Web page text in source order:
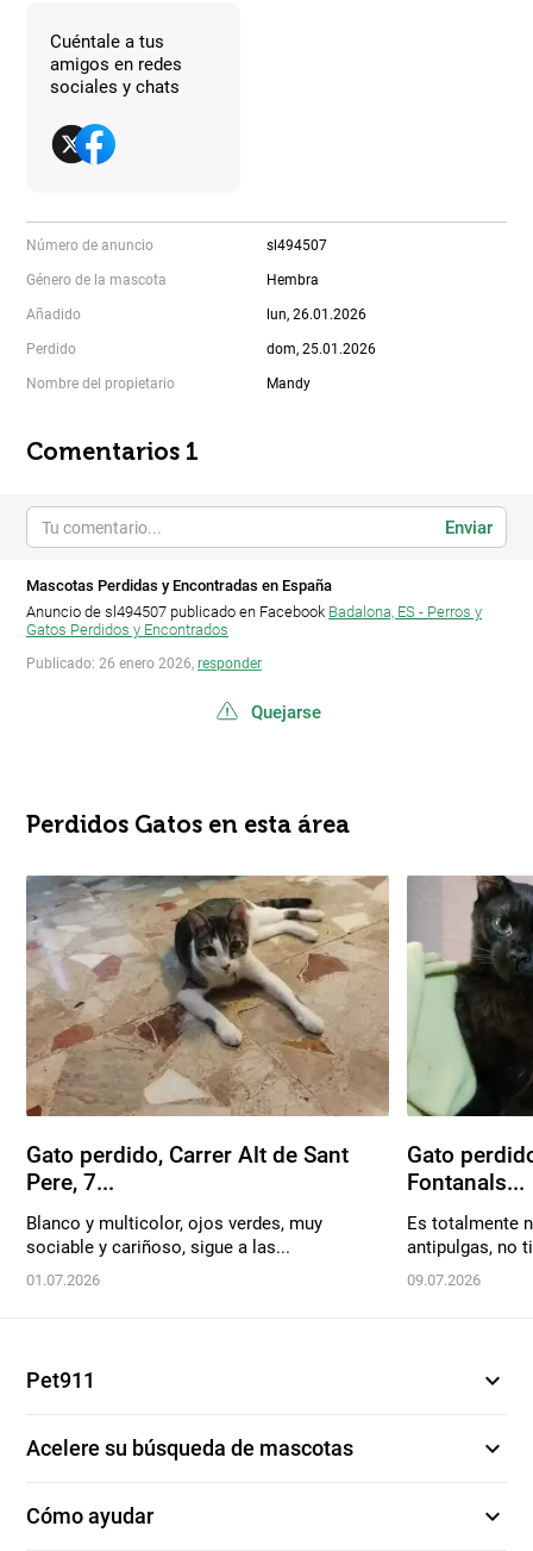
Cuéntale a tus
amigos en redes
sociales y chats
Número de anuncio sl494507
Género de la mascota Hembra
Añadido lun, 26.01.2026
Perdido dom, 25.01.2026
Nombre del propietario Mandy
Comentarios 1
Enviar
Mascotas Perdidas y Encontradas en España
Anuncio de sl494507 publicado en Facebook Badalona, ES - Perros y
Gatos Perdidos y Encontrados
Publicado: 26 enero 2026, responder
Quejarse
Perdidos Gatos en esta área
Gato perdido, Carrer Alt de Sant
Pere, 7...
Blanco y multicolor, ojos verdes, muy
sociable y cariñoso, sigue a las...
01.07.2026
Gato
Fontanals...
Es totalmente
antipulgas, no
09.07.2026
Pet911 expand_more
Acelere su búsqueda de mascotas expand_more
Cómo ayudar expand_more